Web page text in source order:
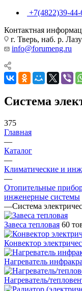
+7(4822)39-44-
Контактная
г. Тверь, наб. р.
info@forumeng.ru
Система
375
Главная
—
Каталог
—
Климатические и
—
Отопительные
инженерные системы
—Система
Завеса тепловая 60
Конвектор
Нагреватель
Нагреватель/